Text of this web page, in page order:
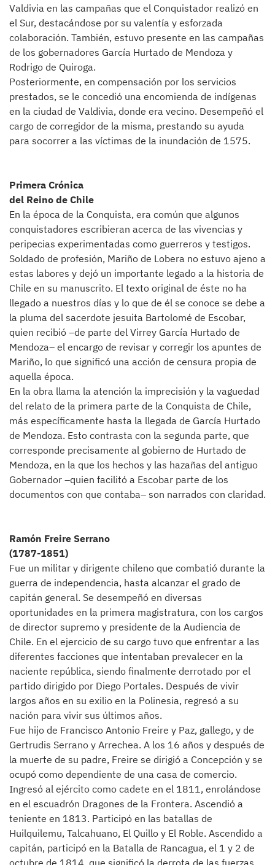
Valdivia en las campañas que el Conquistador realizó en
el Sur, destacándose por su valentía y esforzada
colaboración. También, estuvo presente en las campañas
de los gobernadores García Hurtado de Mendoza y
Rodrigo de Quiroga.
Posteriormente, en compensación por los servicios
prestados, se le concedió una encomienda de indígenas
en la ciudad de Valdivia, donde era vecino. Desempeñó el
cargo de corregidor de la misma, prestando su ayuda
para socorrer a las víctimas de la inundación de 1575.
Primera Crónica
del Reino de Chile
En la época de la Conquista, era común que algunos
conquistadores escribieran acerca de las vivencias y
peripecias experimentadas como guerreros y testigos.
Soldado de profesión, Mariño de Lobera no estuvo ajeno a
estas labores y dejó un importante legado a la historia de
Chile en su manuscrito. El texto original de éste no ha
llegado a nuestros días y lo que de él se conoce se debe a
la pluma del sacerdote jesuita Bartolomé de Escobar,
quien recibió –de parte del Virrey García Hurtado de
Mendoza– el encargo de revisar y corregir los apuntes de
Mariño, lo que significó una acción de censura propia de
aquella época.
En la obra llama la atención la imprecisión y la vaguedad
del relato de la primera parte de la Conquista de Chile,
más específicamente hasta la llegada de García Hurtado
de Mendoza. Esto contrasta con la segunda parte, que
corresponde precisamente al gobierno de Hurtado de
Mendoza, en la que los hechos y las hazañas del antiguo
Gobernador –quien facilitó a Escobar parte de los
documentos con que contaba– son narrados con claridad.
Ramón Freire Serrano
(1787-1851)
Fue un militar y dirigente chileno que combatió durante la
guerra de independencia, hasta alcanzar el grado de
capitán general. Se desempeñó en diversas
oportunidades en la primera magistratura, con los cargos
de director supremo y presidente de la Audiencia de
Chile. En el ejercicio de su cargo tuvo que enfrentar a las
diferentes facciones que intentaban prevalecer en la
naciente república, siendo finalmente derrotado por el
partido dirigido por Diego Portales. Después de vivir
largos años en su exilio en la Polinesia, regresó a su
nación para vivir sus últimos años.
Fue hijo de Francisco Antonio Freire y Paz, gallego, y de
Gertrudis Serrano y Arrechea. A los 16 años y después de
la muerte de su padre, Freire se dirigió a Concepción y se
ocupó como dependiente de una casa de comercio.
Ingresó al ejército como cadete en el 1811, enrolándose
en el escuadrón Dragones de la Frontera. Ascendió a
teniente en 1813. Participó en las batallas de
Huilquilemu, Talcahuano, El Quillo y El Roble. Ascendido a
capitán, participó en la Batalla de Rancagua, el 1 y 2 de
octubre de 1814, que significó la derrota de las fuerzas